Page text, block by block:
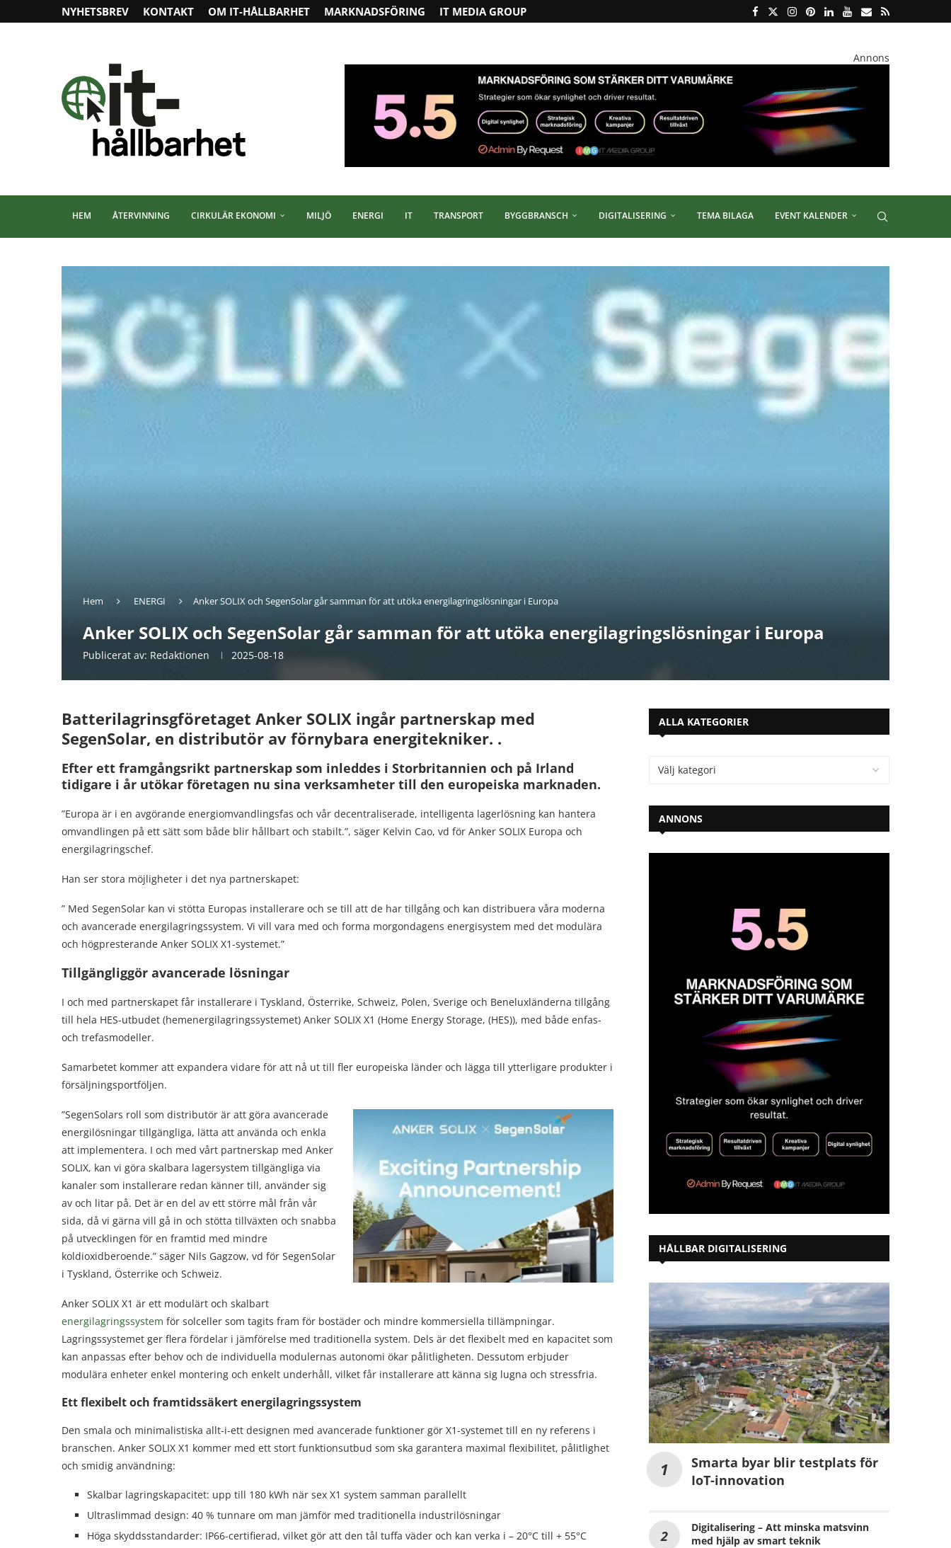
NYHETSBREV KONTAKT OM IT-HÅLLBARHET MARKNADSFÖRING IT MEDIA GROUP
Annons
HEM ÅTERVINNING CIRKULÄR EKONOMI MILJÖ ENERGI IT TRANSPORT BYGGBRANSCH DIGITALISERING TEMA BILAGA EVENT KALENDER
Hem ENERGI Anker SOLIX och SegenSolar går samman för att utöka energilagringslösningar i Europa
Anker SOLIX och SegenSolar går samman för att utöka energilagringslösningar i Europa
Publicerat av: Redaktionen 2025-08-18
Batterilagrinsgföretaget Anker SOLIX ingår partnerskap med
SegenSolar, en distributör av förnybara energitekniker. .
Efter ett framgångsrikt partnerskap som inleddes i Storbritannien och på Irland
tidigare i år utökar företagen nu sina verksamheter till den europeiska marknaden.
”Europa är i en avgörande energiomvandlingsfas och vår decentraliserade, intelligenta lagerlösning kan hantera
omvandlingen på ett sätt som både blir hållbart och stabilt.”, säger Kelvin Cao, vd för Anker SOLIX Europa och
energilagringschef.
Han ser stora möjligheter i det nya partnerskapet:
” Med SegenSolar kan vi stötta Europas installerare och se till att de har tillgång och kan distribuera våra moderna
och avancerade energilagringssystem. Vi vill vara med och forma morgondagens energisystem med det modulära
och högpresterande Anker SOLIX X1-systemet.”
Tillgängliggör avancerade lösningar
I och med partnerskapet får installerare i Tyskland, Österrike, Schweiz, Polen, Sverige och Beneluxländerna tillgång
till hela HES-utbudet (hemenergilagringssystemet) Anker SOLIX X1 (Home Energy Storage, (HES)), med både enfas-
och trefasmodeller.
Samarbetet kommer att expandera vidare för att nå ut till fler europeiska länder och lägga till ytterligare produkter i
försäljningsportföljen.
”SegenSolars roll som distributör är att göra avancerade
energilösningar tillgängliga, lätta att använda och enkla
att implementera. I och med vårt partnerskap med Anker
SOLIX, kan vi göra skalbara lagersystem tillgängliga via
kanaler som installerare redan känner till, använder sig
av och litar på. Det är en del av ett större mål från vår
sida, då vi gärna vill gå in och stötta tillväxten och snabba
på utvecklingen för en framtid med mindre
koldioxidberoende.” säger Nils Gagzow, vd för SegenSolar
i Tyskland, Österrike och Schweiz.
Anker SOLIX X1 är ett modulärt och skalbart
energilagringssystem för solceller som tagits fram för bostäder och mindre kommersiella tillämpningar.
Lagringssystemet ger flera fördelar i jämförelse med traditionella system. Dels är det flexibelt med en kapacitet som
kan anpassas efter behov och de individuella modulernas autonomi ökar pålitligheten. Dessutom erbjuder
modulära enheter enkel montering och enkelt underhåll, vilket får installerare att känna sig lugna och stressfria.
Ett flexibelt och framtidssäkert energilagringssystem
Den smala och minimalistiska allt-i-ett designen med avancerade funktioner gör X1-systemet till en ny referens i
branschen. Anker SOLIX X1 kommer med ett stort funktionsutbud som ska garantera maximal flexibilitet, pålitlighet
och smidig användning:
Skalbar lagringskapacitet: upp till 180 kWh när sex X1 system samman parallellt
Ultraslimmad design: 40 % tunnare om man jämför med traditionella industrilösningar
Höga skyddsstandarder: IP66-certifierad, vilket gör att den tål tuffa väder och kan verka i – 20°C till + 55°C
ALLA KATEGORIER
ANNONS
HÅLLBAR DIGITALISERING
Smarta byar blir testplats för
IoT-innovation
Digitalisering – Att minska matsvinn
med hjälp av smart teknik